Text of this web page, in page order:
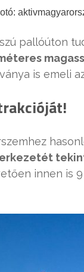
pallóúton
is emeli
innen is